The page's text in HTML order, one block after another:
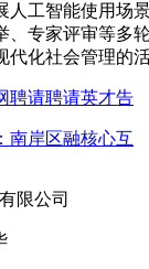
智能使用场景
专家评审等多
化社会管理的活
聘请聘请英才告
南岸区融核心互